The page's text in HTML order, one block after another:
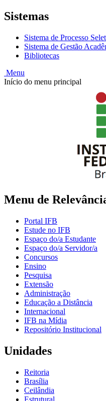
Sistemas
Sistema de Processo
Sistema de Gestão
Bibliotecas
Menu
Início do menu principal
Menu de
Portal IFB
Estude no IFB
Espaço do/a Estudante
Espaço do/a Servidor/a
Concursos
Ensino
Pesquisa
Extensão
Administração
Educação a Distância
Internacional
IFB na Mídia
Repositório Institucional
Unidades
Reitoria
Brasília
Ceilândia
Estrutural